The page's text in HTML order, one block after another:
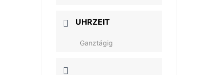
UHRZEIT
Ganztägig